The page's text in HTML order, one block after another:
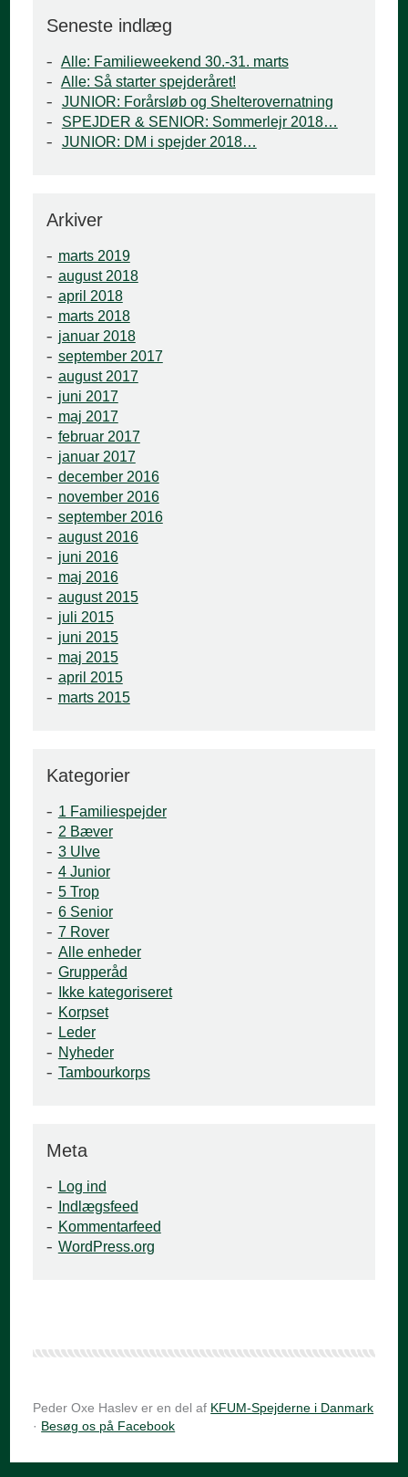
Seneste indlæg
Alle: Familieweekend 30.-31. marts
Alle: Så starter spejderåret!
JUNIOR: Forårsløb og Shelterovernatning
SPEJDER & SENIOR: Sommerlejr 2018…
JUNIOR: DM i spejder 2018…
Arkiver
marts 2019
august 2018
april 2018
marts 2018
januar 2018
september 2017
august 2017
juni 2017
maj 2017
februar 2017
januar 2017
december 2016
november 2016
september 2016
august 2016
juni 2016
maj 2016
august 2015
juli 2015
juni 2015
maj 2015
april 2015
marts 2015
Kategorier
1 Familiespejder
2 Bæver
3 Ulve
4 Junior
5 Trop
6 Senior
7 Rover
Alle enheder
Grupperåd
Ikke kategoriseret
Korpset
Leder
Nyheder
Tambourkorps
Meta
Log ind
Indlægsfeed
Kommentarfeed
WordPress.org
Peder Oxe Haslev er en del af KFUM-Spejderne i Danmark
· Besøg os på Facebook